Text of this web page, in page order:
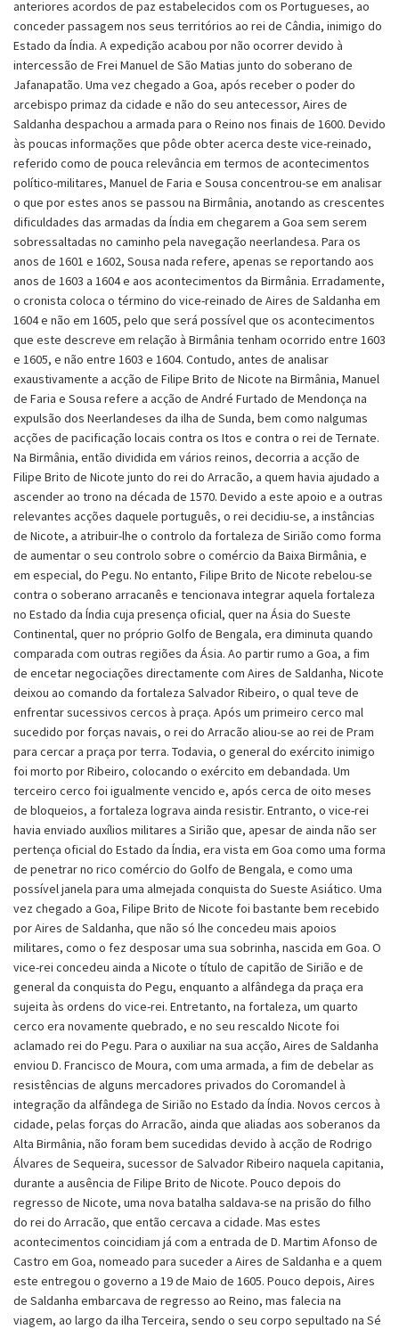
anteriores acordos de paz estabelecidos com os Portugueses, ao
conceder passagem nos seus territórios ao rei de Cândia, inimigo do
Estado da Índia. A expedição acabou por não ocorrer devido à
intercessão de Frei Manuel de São Matias junto do soberano de
Jafanapatão. Uma vez chegado a Goa, após receber o poder do
arcebispo primaz da cidade e não do seu antecessor, Aires de
Saldanha despachou a armada para o Reino nos finais de 1600. Devido
às poucas informações que pôde obter acerca deste vice-reinado,
referido como de pouca relevância em termos de acontecimentos
político-militares, Manuel de Faria e Sousa concentrou-se em analisar
o que por estes anos se passou na Birmânia, anotando as crescentes
dificuldades das armadas da Índia em chegarem a Goa sem serem
sobressaltadas no caminho pela navegação neerlandesa. Para os
anos de 1601 e 1602, Sousa nada refere, apenas se reportando aos
anos de 1603 a 1604 e aos acontecimentos da Birmânia. Erradamente,
o cronista coloca o término do vice-reinado de Aires de Saldanha em
1604 e não em 1605, pelo que será possível que os acontecimentos
que este descreve em relação à Birmânia tenham ocorrido entre 1603
e 1605, e não entre 1603 e 1604. Contudo, antes de analisar
exaustivamente a acção de Filipe Brito de Nicote na Birmânia, Manuel
de Faria e Sousa refere a acção de André Furtado de Mendonça na
expulsão dos Neerlandeses da ilha de Sunda, bem como nalgumas
acções de pacificação locais contra os Itos e contra o rei de Ternate.
Na Birmânia, então dividida em vários reinos, decorria a acção de
Filipe Brito de Nicote junto do rei do Arracão, a quem havia ajudado a
ascender ao trono na década de 1570. Devido a este apoio e a outras
relevantes acções daquele português, o rei decidiu-se, a instâncias
de Nicote, a atribuir-lhe o controlo da fortaleza de Sirião como forma
de aumentar o seu controlo sobre o comércio da Baixa Birmânia, e
em especial, do Pegu. No entanto, Filipe Brito de Nicote rebelou-se
contra o soberano arracanês e tencionava integrar aquela fortaleza
no Estado da Índia cuja presença oficial, quer na Ásia do Sueste
Continental, quer no próprio Golfo de Bengala, era diminuta quando
comparada com outras regiões da Ásia. Ao partir rumo a Goa, a fim
de encetar negociações directamente com Aires de Saldanha, Nicote
deixou ao comando da fortaleza Salvador Ribeiro, o qual teve de
enfrentar sucessivos cercos à praça. Após um primeiro cerco mal
sucedido por forças navais, o rei do Arracão aliou-se ao rei de Pram
para cercar a praça por terra. Todavia, o general do exército inimigo
foi morto por Ribeiro, colocando o exército em debandada. Um
terceiro cerco foi igualmente vencido e, após cerca de oito meses
de bloqueios, a fortaleza lograva ainda resistir. Entranto, o vice-rei
havia enviado auxílios militares a Sirião que, apesar de ainda não ser
pertença oficial do Estado da Índia, era vista em Goa como uma forma
de penetrar no rico comércio do Golfo de Bengala, e como uma
possível janela para uma almejada conquista do Sueste Asiático. Uma
vez chegado a Goa, Filipe Brito de Nicote foi bastante bem recebido
por Aires de Saldanha, que não só lhe concedeu mais apoios
militares, como o fez desposar uma sua sobrinha, nascida em Goa. O
vice-rei concedeu ainda a Nicote o título de capitão de Sirião e de
general da conquista do Pegu, enquanto a alfândega da praça era
sujeita às ordens do vice-rei. Entretanto, na fortaleza, um quarto
cerco era novamente quebrado, e no seu rescaldo Nicote foi
aclamado rei do Pegu. Para o auxiliar na sua acção, Aires de Saldanha
enviou D. Francisco de Moura, com uma armada, a fim de debelar as
resistências de alguns mercadores privados do Coromandel à
integração da alfândega de Sirião no Estado da Índia. Novos cercos à
cidade, pelas forças do Arracão, ainda que aliadas aos soberanos da
Alta Birmânia, não foram bem sucedidas devido à acção de Rodrigo
Álvares de Sequeira, sucessor de Salvador Ribeiro naquela capitania,
durante a ausência de Filipe Brito de Nicote. Pouco depois do
regresso de Nicote, uma nova batalha saldava-se na prisão do filho
do rei do Arracão, que então cercava a cidade. Mas estes
acontecimentos coincidiam já com a entrada de D. Martim Afonso de
Castro em Goa, nomeado para suceder a Aires de Saldanha e a quem
este entregou o governo a 19 de Maio de 1605. Pouco depois, Aires
de Saldanha embarcava de regresso ao Reino, mas falecia na
viagem, ao largo da ilha Terceira, sendo o seu corpo sepultado na Sé